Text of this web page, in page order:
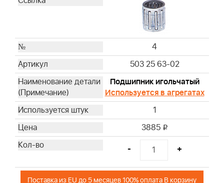
4
503 25 63-02
Подшипник игольчатый
Используется в агрегатах
1
3885 i
- +
Поставка из EU до 5 месяцев 100% оплата В корзину